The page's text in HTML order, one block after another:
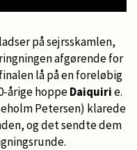
på sejrsskamlen,
afgørende for
lå på en foreløbig
årige hoppeDaiquirie.
Petersen) klarede
og det sendte dem